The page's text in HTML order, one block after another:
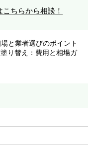
ちらから相談！
と業者選びのポイント
り替え：費用と相場ガ